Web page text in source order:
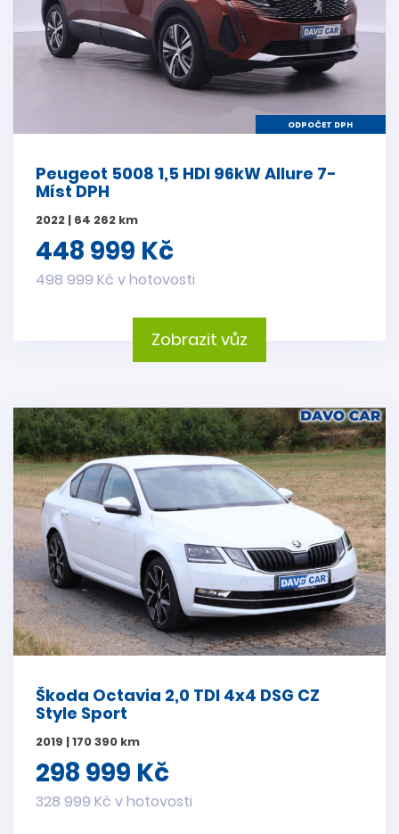
ODPOČET DPH
Peugeot 5008 1,5 HDI 96kW Allure 7-
Míst DPH
2022 | 64 262 km
448 999 Kč
498 999 Kč v hotovosti
Zobrazit vůz
Škoda Octavia 2,0 TDI 4x4 DSG CZ
Style Sport
2019 | 170 390 km
298 999 Kč
328 999 Kč v hotovosti